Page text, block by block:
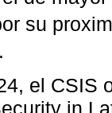
su
el CSIS
in